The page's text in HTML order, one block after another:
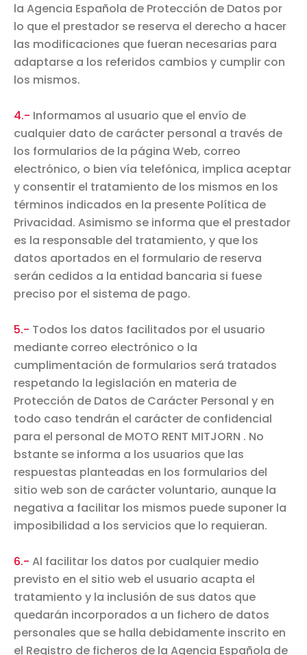
la Agencia Española de Protección de Datos por
lo que el prestador se reserva el derecho a hacer
las modificaciones que fueran necesarias para
adaptarse a los referidos cambios y cumplir con
los mismos.
4.- Informamos al usuario que el envío de
cualquier dato de carácter personal a través de
los formularios de la página Web, correo
electrónico, o bien vía telefónica, implica aceptar
y consentir el tratamiento de los mismos en los
términos indicados en la presente Política de
Privacidad. Asimismo se informa que el prestador
es la responsable del tratamiento, y que los
datos aportados en el formulario de reserva
serán cedidos a la entidad bancaria si fuese
preciso por el sistema de pago.
5.- Todos los datos facilitados por el usuario
mediante correo electrónico o la
cumplimentación de formularios será tratados
respetando la legislación en materia de
Protección de Datos de Carácter Personal y en
todo caso tendrán el carácter de confidencial
para el personal de MOTO RENT MITJORN . No
bstante se informa a los usuarios que las
respuestas planteadas en los formularios del
sitio web son de carácter voluntario, aunque la
negativa a facilitar los mismos puede suponer la
imposibilidad a los servicios que lo requieran.
6.- Al facilitar los datos por cualquier medio
previsto en el sitio web el usuario acapta el
tratamiento y la inclusión de sus datos que
quedarán incorporados a un fichero de datos
personales que se halla debidamente inscrito en
el Registro de ficheros de la Agencia Española de